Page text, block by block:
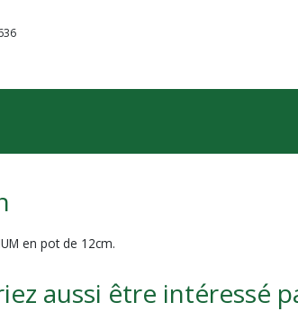
en pot de 12cm.
aussi être intéressé